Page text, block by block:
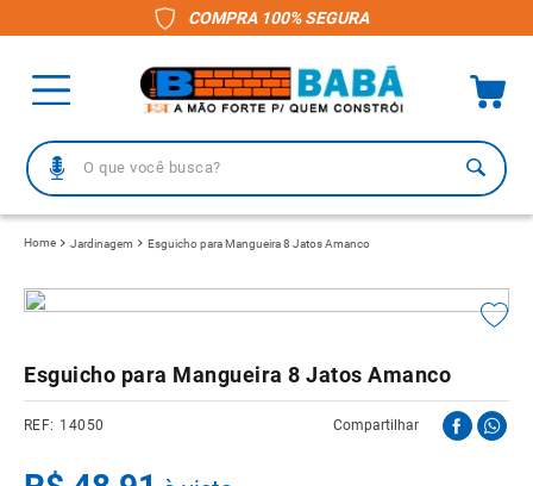
COMPRA 100% SEGURA
O que você busca?
Jardinagem Esguicho para Mangueira 8 Jatos Amanco
Esguicho para Mangueira 8 Jatos Amanco
14050 Compartilhar
2º porcelanato
4º vaso sanitário
5 revestimento
6º gabinete banheiro